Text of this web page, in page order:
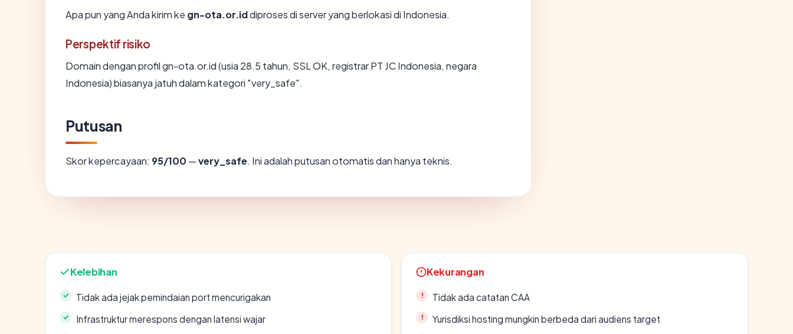
Apa pun yang Anda kirim ke gn-ota.or.iddiproses di server yang berlokasi di Indonesia.
Perspektif risiko
Domain dengan profil gn-ota.or.id (usia 28.5 tahun, SSL OK, registrar PT JC Indonesia, negara
Indonesia) biasanya jatuh dalam kategori "very_safe".
Putusan
Skor kepercayaan: 95/100 —very_safe. Ini adalah putusan otomatis dan hanya teknis.
Kelebihan
Tidak ada jejak pemindaian port mencurigakan
Infrastruktur merespons dengan latensi wajar
Kekurangan
Tidak ada catatan CAA
Yurisdiksi hosting mungkin berbeda dari audiens target